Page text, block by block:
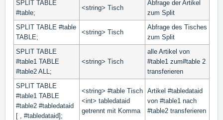
SPLIT TABLE
#table;
<string> Tisch
Abfrage der Artikel
zum Split
SPLIT TABLE #table
TABLE;
<string> Tisch
Abfrage des Tisches
zum Split
SPLIT TABLE
#table1 TABLE
#table2 ALL;
<string> Tisch
alle Artikel von
#table1 zum#table 2
transferieren
SPLIT TABLE
#table1 TABLE
#table2 #tabledataid
[ , #tabledataid];
<string> #table Tisch
<int> tabledataid
getrennt mit Komma
Artikel #tabledataid
von #table1 nach
#table2 transferieren